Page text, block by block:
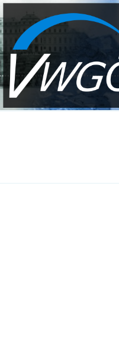
Zum
Inhalt
springen